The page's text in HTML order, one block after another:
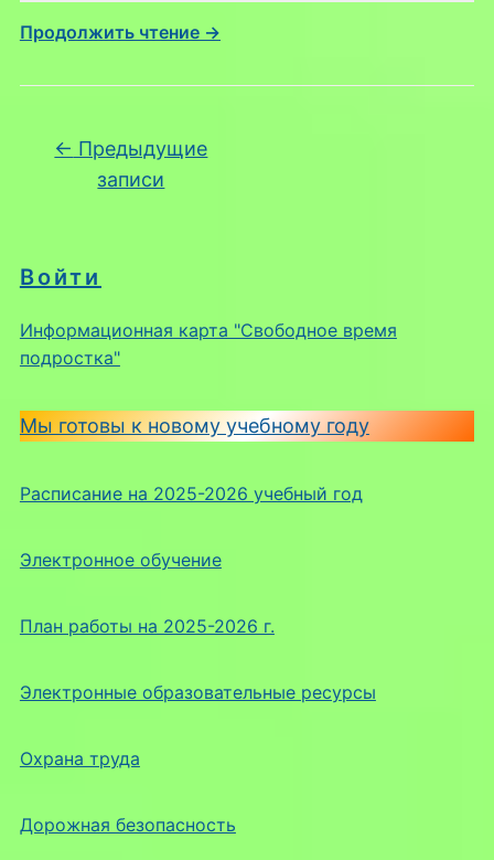
Войти
Информационная карта "Свободное время
подростка"
Мы готовы к новому учебному году
Расписание на 2025-2026 учебный год
Электронное обучение
План работы на 2025-2026 г.
Электронные образовательные ресурсы
Охрана труда
Дорожная безопасность
Продолжить чтение →
Навигация по записям
← Предыдущие
записи